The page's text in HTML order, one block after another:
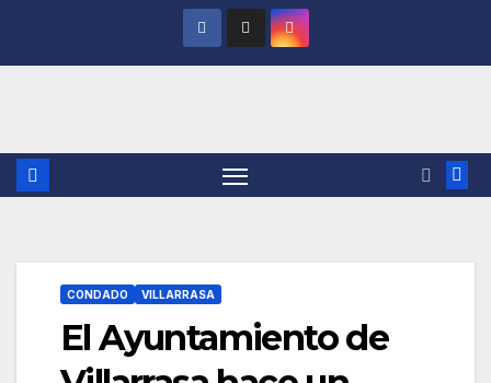
CONDADO VILLARRASA
El Ayuntamiento de